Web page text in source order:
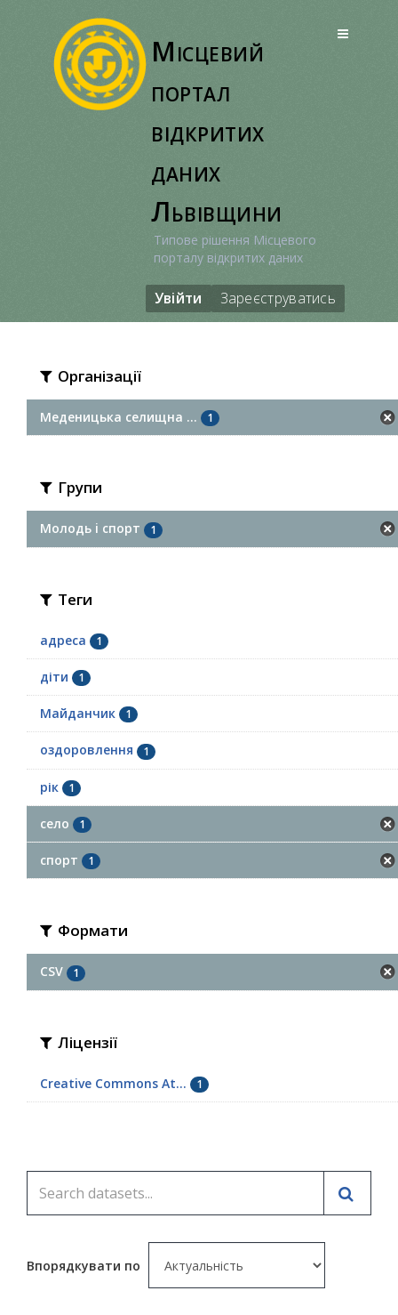
Місцевий
портал
відкритих
даних
Львівщини
Типове рішення Місцевого
порталу відкритих даних
Увійти Зареєструватись
Організації
Меденицька селищна ... 1
Групи
Молодь i спорт 1
Теги
адреса 1
діти 1
Майданчик 1
оздоровлення 1
рік 1
село 1
спорт 1
Формати
CSV 1
Ліцензії
Creative Commons At... 1
Впорядкувати по